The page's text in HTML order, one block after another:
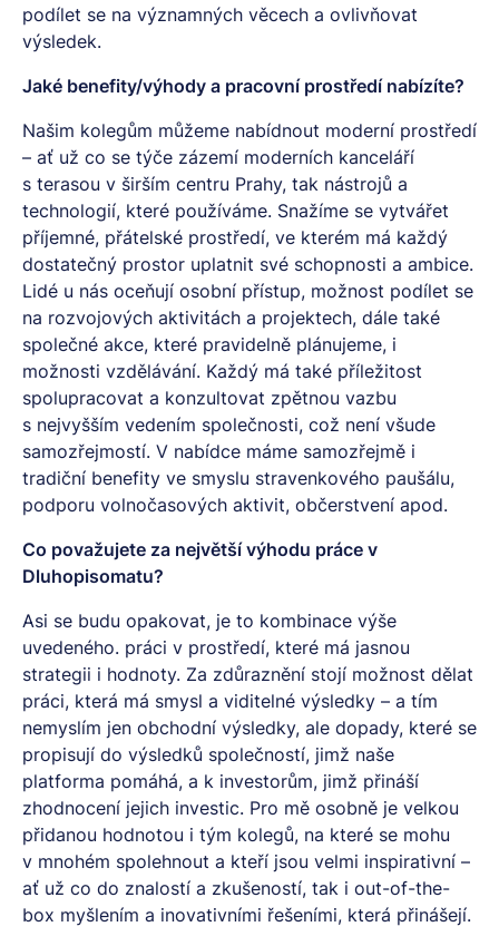
podílet se na významných věcech a ovlivňovat
výsledek.
Jaké benefity/výhody a pracovní prostředí nabízíte?
Našim kolegům můžeme nabídnout moderní prostředí
– ať už co se týče zázemí moderních kanceláří
s terasou v širším centru Prahy, tak nástrojů a
technologií, které používáme. Snažíme se vytvářet
příjemné, přátelské prostředí, ve kterém má každý
dostatečný prostor uplatnit své schopnosti a ambice.
Lidé u nás oceňují osobní přístup, možnost podílet se
na rozvojových aktivitách a projektech, dále také
společné akce, které pravidelně plánujeme, i
možnosti vzdělávání. Každý má také příležitost
spolupracovat a konzultovat zpětnou vazbu
s nejvyšším vedením společnosti, což není všude
samozřejmostí. V nabídce máme samozřejmě i
tradiční benefity ve smyslu stravenkového paušálu,
podporu volnočasových aktivit, občerstvení apod.
Co považujete za největší výhodu práce v
Dluhopisomatu?
Asi se budu opakovat, je to kombinace výše
uvedeného. práci v prostředí, které má jasnou
strategii i hodnoty. Za zdůraznění stojí možnost dělat
práci, která má smysl a viditelné výsledky – a tím
nemyslím jen obchodní výsledky, ale dopady, které se
propisují do výsledků společností, jimž naše
platforma pomáhá, a k investorům, jimž přináší
zhodnocení jejich investic. Pro mě osobně je velkou
přidanou hodnotou i tým kolegů, na které se mohu
v mnohém spolehnout a kteří jsou velmi inspirativní –
ať už co do znalostí a zkušeností, tak i out-of-the-
box myšlením a inovativními řešeními, která přinášejí.